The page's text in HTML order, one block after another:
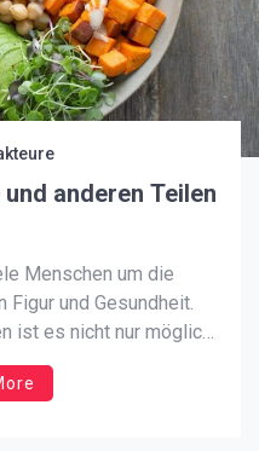
anderen Teilen
Menschen um die
und Gesundheit.
ist es nicht nur möglich,
sondern
oder Übergewicht,